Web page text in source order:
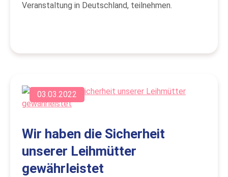
Veranstaltung in Deutschland, teilnehmen.
03.03.2022
Wir haben die Sicherheit
unserer Leihmütter
gewährleistet